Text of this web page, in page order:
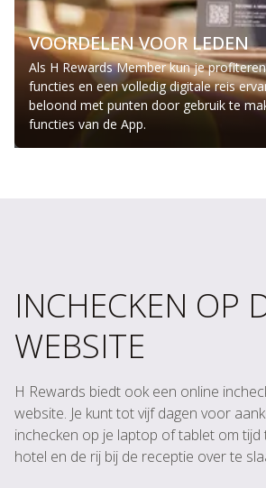
VOORDELEN VOOR LEDEN
Als H Rewards Member kun je
functies en een volledig digitale reis
beloond met punten door gebruik te
functies van de App.
INCHECKEN OP
WEBSITE
H Rewards biedt ook een online
website. Je kunt tot vijf dagen voor
inchecken op je laptop of tablet om
hotel en de rij bij de receptie over te